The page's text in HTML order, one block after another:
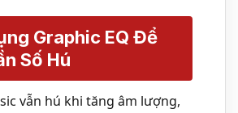
Graphic EQ Để
Số Hú
vẫn hú khi tăng âm lượng,